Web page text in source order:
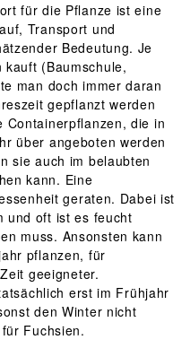
für die Pflanze ist eine
Transport und
Bedeutung. Je
kauft (Baumschule,
man doch immer daran
gepflanzt werden
Containerpflanzen, die in
über angeboten werden
sie auch im belaubten
kann. Eine
geraten. Dabei ist
und oft ist es feucht
muss. Ansonsten kann
pflanzen, für
geeigneter.
erst im Frühjahr
den Winter nicht
Fuchsien.